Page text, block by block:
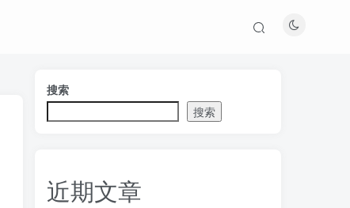
搜索
搜索
近期文章